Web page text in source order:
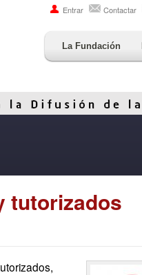
Entrar Contactar
La Fundación
tutorizados